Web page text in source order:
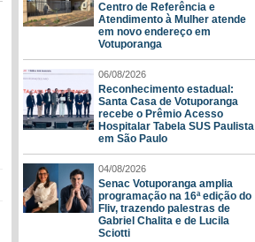
Centro de Referência e
Atendimento à Mulher atende
em novo endereço em
Votuporanga
06/08/2026
Reconhecimento estadual:
Santa Casa de Votuporanga
recebe o Prêmio Acesso
Hospitalar Tabela SUS Paulista
em São Paulo
04/08/2026
Senac Votuporanga amplia
programação na 16ª edição do
Fliv, trazendo palestras de
Gabriel Chalita e de Lucila
Sciotti